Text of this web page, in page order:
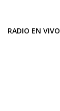
RADIO EN VIVO